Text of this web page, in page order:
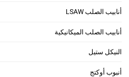
أنابيب الصلب LSAW
أنابيب الصلب الميكانيكية
النيكل ستيل
أنبوب أوكتج